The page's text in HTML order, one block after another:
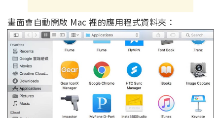
畫面會自動開啟 Mac 裡的應用程式資料夾：